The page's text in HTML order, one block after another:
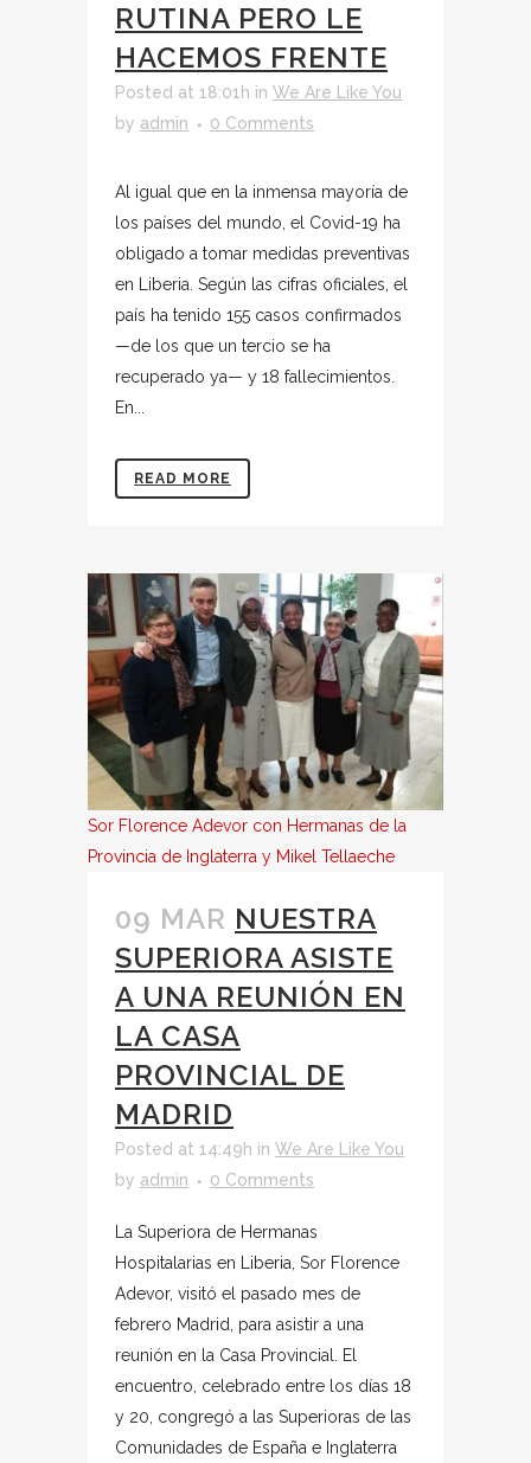
RUTINA PERO LE
HACEMOS FRENTE
Posted at 18:01h in We Are Like You
by admin 0 Comments
Al igual que en la inmensa mayoría de
los países del mundo, el Covid-19 ha
obligado a tomar medidas preventivas
en Liberia. Según las cifras oficiales, el
país ha tenido 155 casos confirmados
—de los que un tercio se ha
recuperado ya— y 18 fallecimientos.
En...
READ MORE
Sor Florence Adevor con Hermanas de la
Provincia de Inglaterra y Mikel Tellaeche
09 MAR NUESTRA
SUPERIORA ASISTE
A UNA REUNIÓN EN
LA CASA
PROVINCIAL DE
MADRID
Posted at 14:49h in We Are Like You
by admin 0 Comments
La Superiora de Hermanas
Hospitalarias en Liberia, Sor Florence
Adevor, visitó el pasado mes de
febrero Madrid, para asistir a una
reunión en la Casa Provincial. El
encuentro, celebrado entre los días 18
y 20, congregó a las Superioras de las
Comunidades de España e Inglaterra